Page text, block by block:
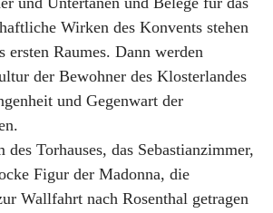
Wirken des Konvents stehen
Raumes. Dann werden
der Bewohner des Klosterlandes
und Gegenwart der
des Torhauses, das Sebastianzimmer,
Figur der Madonna, die
Wallfahrt nach Rosenthal getragen